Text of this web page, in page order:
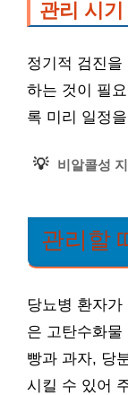
관리 시기
정기적 검진을
하는 것이 필
록 미리 일정
💡 비알콜성
관리할
당뇨병 환자
은 고탄수화
빵과 과자, 당
시킬 수 있어